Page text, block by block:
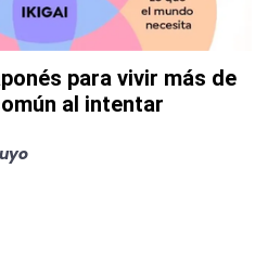
para vivir más de
al intentar